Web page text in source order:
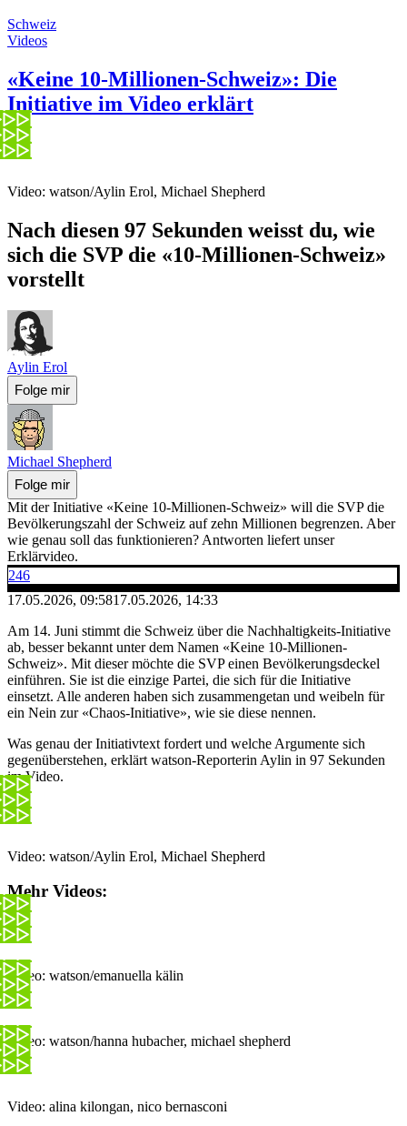
Schweiz
Videos
«Keine 10-Millionen-Schweiz»: Die
Initiative im Video erklärt
Video: watson/Aylin Erol, Michael Shepherd
Nach diesen 97 Sekunden weisst du, wie
sich die SVP die «10-Millionen-Schweiz»
vorstellt
Aylin Erol
Folge mir
Michael Shepherd
Folge mir
Mit der Initiative «Keine 10-Millionen-Schweiz» will die SVP die
Bevölkerungszahl der Schweiz auf zehn Millionen begrenzen. Aber
wie genau soll das funktionieren? Antworten liefert unser
Erklärvideo.
246
17.05.2026, 09:5817.05.2026, 14:33
Am 14. Juni stimmt die Schweiz über die Nachhaltigkeits-Initiative
ab, besser bekannt unter dem Namen «Keine 10-Millionen-
Schweiz». Mit dieser möchte die SVP einen Bevölkerungsdeckel
einführen. Sie ist die einzige Partei, die sich für die Initiative
einsetzt. Alle anderen haben sich zusammengetan und weibeln für
ein Nein zur «Chaos-Initiative», wie sie diese nennen.
Was genau der Initiativtext fordert und welche Argumente sich
gegenüberstehen, erklärt watson-Reporterin Aylin in 97 Sekunden
im Video.
Video: watson/Aylin Erol, Michael Shepherd
Mehr Videos:
Video: watson/emanuella kälin
Video: watson/hanna hubacher, michael shepherd
Video: alina kilongan, nico bernasconi